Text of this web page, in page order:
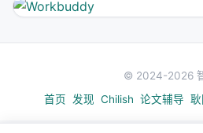
nDCG 转向任务成功率、引用
工程落地检查清单
| 检查项 | 问题 | 建议 |
© 2024-2026
首页
发现 Chilish 论文辅导